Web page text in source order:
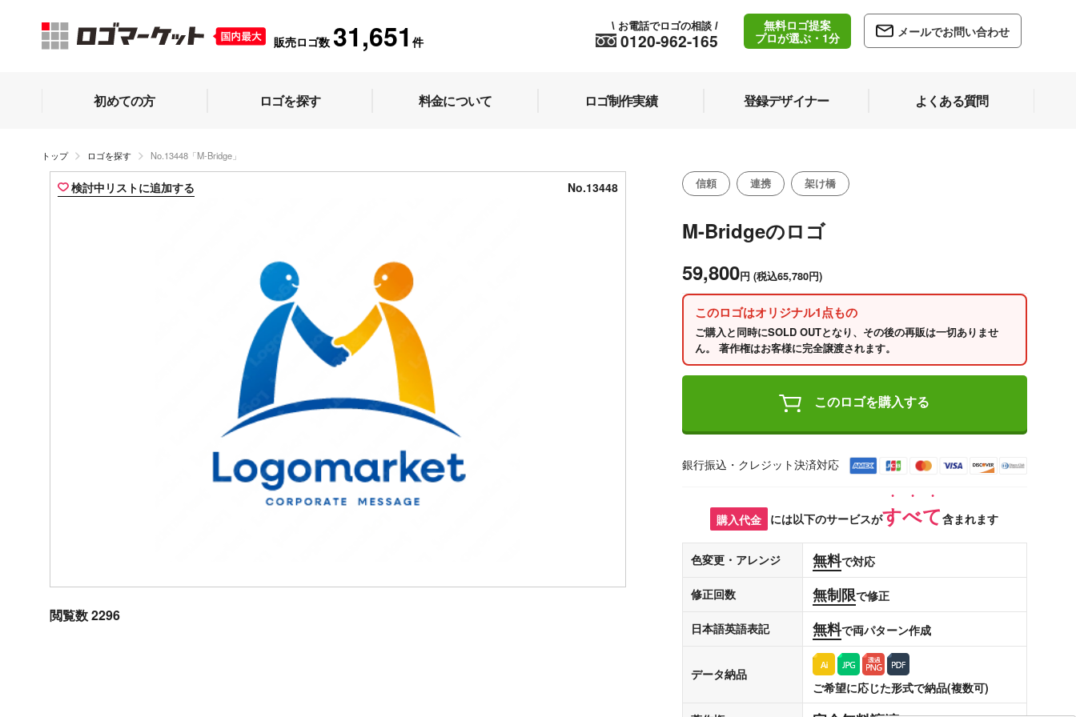
販売ロゴ数 31,651 件 0120-962-165
\ お電話でロゴの相談 /
無料ロゴ提案
プロが選ぶ・1分
メールでお問い合わせ
初めての方 ロゴを探す 料金について ロゴ制作実績 登録デザイナー よくある質問
トップ ロゴを探す No.13448「M-Bridge」
検討中リストに追加する No.13448
閲覧数 2296
信頼 連携 架け橋
M-Bridgeのロゴ
59,800円 (税込65,780円)
このロゴはオリジナル1点もの
ご購入と同時にSOLD OUTとなり、その後の再販は一切ありませ
ん。 著作権はお客様に完全譲渡されます。
このロゴを購入する
銀行振込・クレジット決済対応
購入代金 には以下のサービスがすべて含まれます
色変更・アレンジ 無料で対応
修正回数 無制限で修正
日本語英語表記 無料で両パターン作成
データ納品
ご希望に応じた形式で納品(複数可)